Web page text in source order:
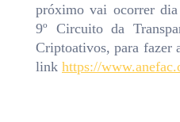
próximo vai ocorrer
9º Circuito da
Criptoativos, para fazer
link https://